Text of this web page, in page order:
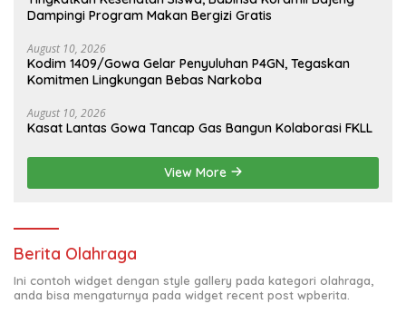
Dampingi Program Makan Bergizi Gratis
August 10, 2026
Kodim 1409/Gowa Gelar Penyuluhan P4GN, Tegaskan
Komitmen Lingkungan Bebas Narkoba
August 10, 2026
Kasat Lantas Gowa Tancap Gas Bangun Kolaborasi FKLL
View More
Berita Olahraga
Ini contoh widget dengan style gallery pada kategori olahraga,
anda bisa mengaturnya pada widget recent post wpberita.